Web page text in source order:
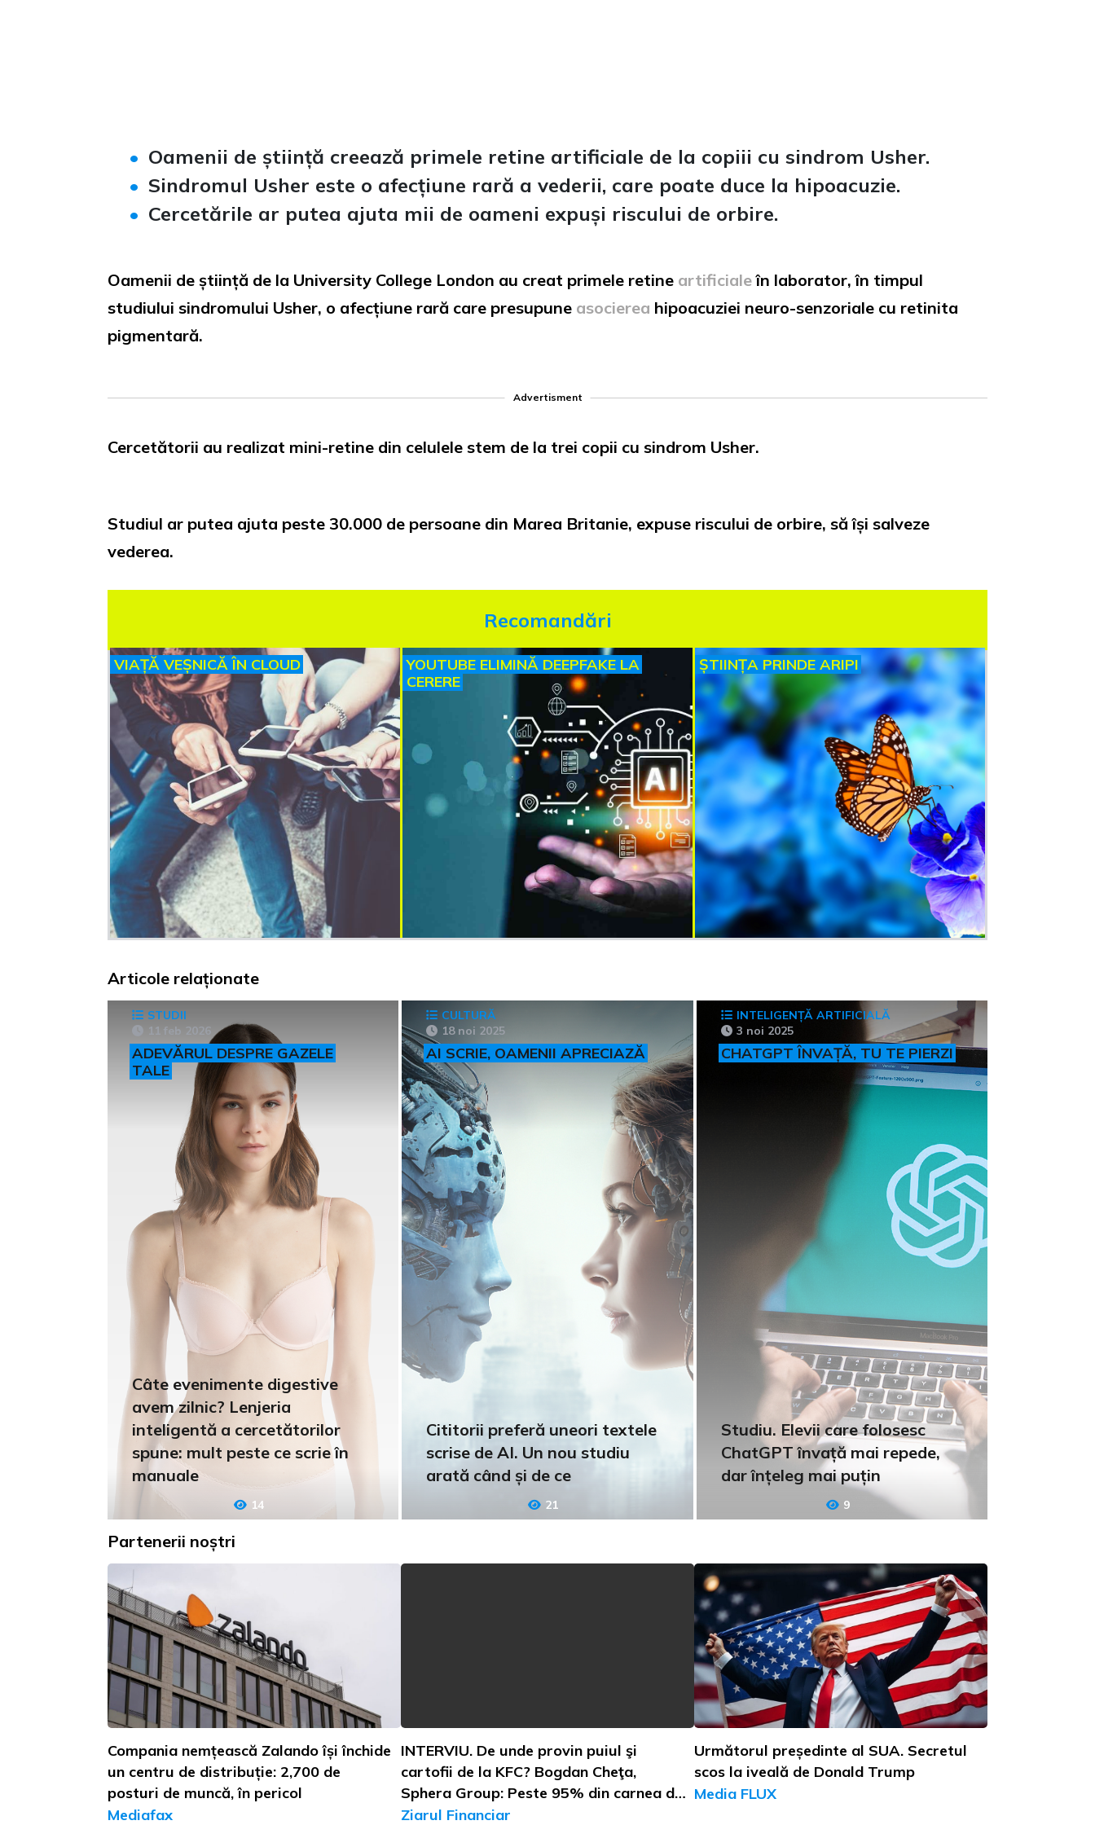
Oamenii de știință creează primele retine artificiale de la copiii cu sindrom Usher.
Sindromul Usher este o afecțiune rară a vederii, care poate duce la hipoacuzie.
Cercetările ar putea ajuta mii de oameni expuși riscului de orbire.
Oamenii de știință de la University College London au creat primele retine artificialeîn laborator, în timpul
studiului sindromului Usher, o afecțiune rară care presupune asocierea hipoacuziei neuro-senzoriale cu retinita
pigmentară.
Advertisment
Cercetătorii au realizat mini-retine din celulele stem de la trei copii cu sindrom Usher.
Studiul ar putea ajuta peste 30.000 de persoane din Marea Britanie, expuse riscului de orbire, să își salveze
vederea.
Recomandări
VIAȚĂ VEȘNICĂ ÎN CLOUD
YOUTUBE ELIMINĂ DEEPFAKE LA
CERERE
ȘTIINȚA PRINDE ARIPI
Articole relaționate
STUDII
11 feb 2026
ADEVĂRUL DESPRE GAZELE
TALE
Câte evenimente digestive
avem zilnic? Lenjeria
inteligentă a cercetătorilor
spune: mult peste ce scrie în
manuale
14
CULTURĂ
18 noi 2025
AI SCRIE, OAMENII APRECIAZĂ
Cititorii preferă uneori textele
scrise de AI. Un nou studiu
arată când și de ce
21
INTELIGENȚĂ ARTIFICIALĂ
3 noi 2025
CHATGPT ÎNVAȚĂ, TU TE PIERZI
Studiu. Elevii care folosesc
ChatGPT învață mai repede,
dar înțeleg mai puțin
9
Partenerii noștri
Compania nemțească Zalando își închide
un centru de distribuție: 2,700 de
posturi de muncă, în pericol
Mediafax
INTERVIU. De unde provin puiul şi
cartofii de la KFC? Bogdan Cheţa,
Sphera Group: Peste 95% din carnea de
pui vine din România, pe când cartofii
Ziarul Financiar
Următorul președinte al SUA. Secretul
scos la iveală de Donald Trump
Media FLUX